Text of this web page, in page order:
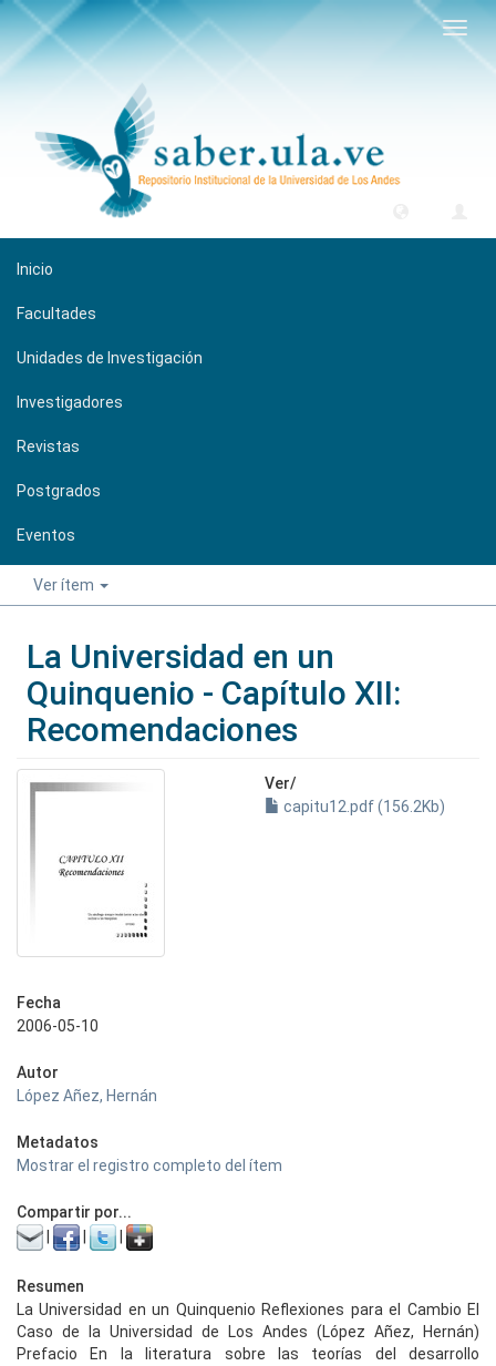
Inicio
Facultades
Unidades de Investigación
Investigadores
Revistas
Postgrados
Eventos
Ver ítem
La Universidad en un
Quinquenio - Capítulo XII:
Recomendaciones
Ver/
capitu12.pdf (156.2Kb)
Fecha
2006-05-10
Autor
López Añez, Hernán
Metadatos
Mostrar el registro completo del ítem
Compartir por...
Resumen
La Universidad en un Quinquenio Reflexiones para el Cambio El
Caso de la Universidad de Los Andes (López Añez, Hernán)
Prefacio En la literatura sobre las teorías del desarrollo